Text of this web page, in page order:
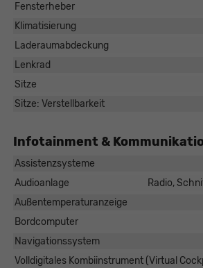
Fensterheber
Klimatisierung
Laderaumabdeckung
Lenkrad
Sitze
Sitze: Verstellbarkeit
Infotainment &
Assistenzsysteme
Audioanlage
Radio,
Außentemperaturanzeige
Bordcomputer
Navigationssystem
Volldigitales Kombiinstrument (Virtual
Rüdiger Schösser
Verkaufsberater
Tel. 0821/440 20 - 22